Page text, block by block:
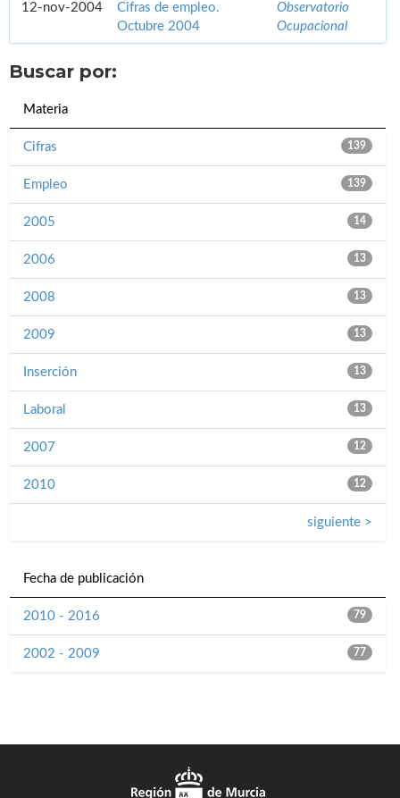
12-nov-2004
Cifras de empleo.
Octubre 2004
Observatorio
Ocupacional
Buscar por:
Materia
139
Cifras
139
Empleo
14
2005
13
2006
13
2008
13
2009
13
Inserción
13
Laboral
12
2007
12
2010
siguiente >
Fecha de publicación
79
2010 - 2016
77
2002 - 2009